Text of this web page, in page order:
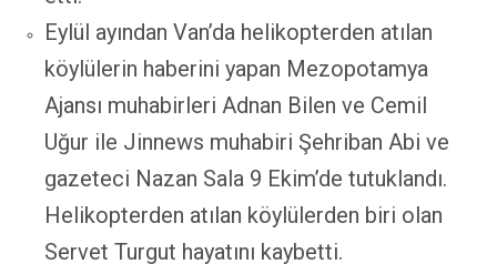
Eylül ayından Van’da helikopterden atılan
köylülerin haberini yapan Mezopotamya
Ajansı muhabirleri Adnan Bilen ve Cemil
Uğur ile Jinnews muhabiri Şehriban Abi ve
gazeteci Nazan Sala 9 Ekim’de tutuklandı.
Helikopterden atılan köylülerden biri olan
Servet Turgut hayatını kaybetti.